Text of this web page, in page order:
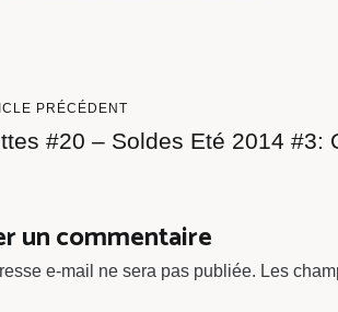
PRÉCÉDENT
#20 – Soldes Eté 2014 #3:
un commentaire
e-mail ne sera pas publiée. Les